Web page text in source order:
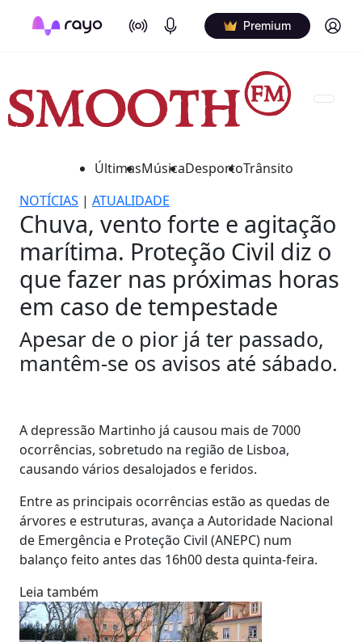
On Air Podcasts Premium Log in
ÚltimasMúsicaDesportoTrânsito
NOTÍCIAS | ATUALIDADE
Chuva, vento forte e agitação
marítima. Proteção Civil diz o
que fazer nas próximas horas
em caso de tempestade
Apesar de o pior já ter passado,
mantêm-se os avisos até sábado.
A depressão Martinho já causou mais de 7000
ocorrências, sobretudo na região de Lisboa,
causando vários desalojados e feridos.
Entre as principais ocorrências estão as quedas de
árvores e estruturas, avança a Autoridade Nacional
de Emergência e Proteção Civil (ANEPC) num
balanço feito antes das 16h00 desta quinta-feira.
Leia também